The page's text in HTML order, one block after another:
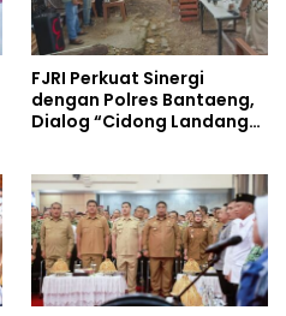
FJRI Perkuat Sinergi
dengan Polres Bantaeng,
Dialog “Cidong Landang”